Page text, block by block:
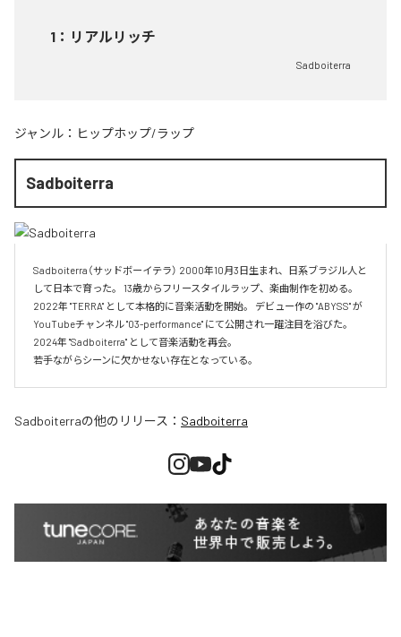
1 ： リアルリッチ
Sadboiterra
ジャンル： ヒップホップ/ラップ
Sadboiterra
Sadboiterra（サッドボーイテラ） 2000年10月3日生まれ、日系ブラジル人と
して日本で育った。 13歳からフリースタイルラップ、楽曲制作を初める。
2022年 "TERRA" として本格的に音楽活動を開始。 デビュー作の "ABYSS" が
YouTubeチャンネル "03-performance" にて公開され一躍注目を浴びた。
2024年 "Sadboiterra" として音楽活動を再会。
若手ながらシーンに欠かせない存在となっている。
Sadboiterraの他のリリース： Sadboiterra